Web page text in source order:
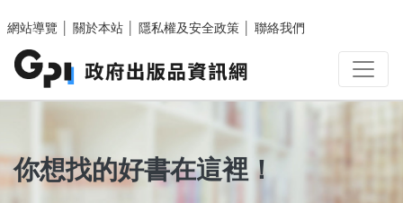
網站導覽
關於本站 隱私權及安全政策 聯絡我們
你想找的好書在這裡！